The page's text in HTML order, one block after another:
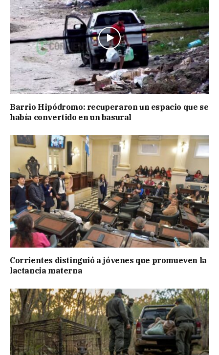
Barrio Hipódromo: recuperaron un espacio que se
había convertido en un basural
Corrientes distinguió a jóvenes que promueven la
lactancia materna